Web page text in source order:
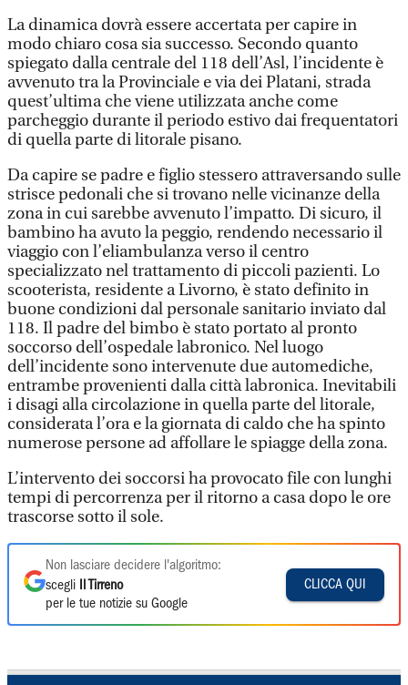
La dinamica dovrà essere accertata per capire in
modo chiaro cosa sia successo. Secondo quanto
spiegato dalla centrale del 118 dell’Asl, l’incidente è
avvenuto tra la Provinciale e via dei Platani, strada
quest’ultima che viene utilizzata anche come
parcheggio durante il periodo estivo dai frequentatori
di quella parte di litorale pisano.
Da capire se padre e figlio stessero attraversando sulle
strisce pedonali che si trovano nelle vicinanze della
zona in cui sarebbe avvenuto l’impatto. Di sicuro, il
bambino ha avuto la peggio, rendendo necessario il
viaggio con l’eliambulanza verso il centro
specializzato nel trattamento di piccoli pazienti. Lo
scooterista, residente a Livorno, è stato definito in
buone condizioni dal personale sanitario inviato dal
118. Il padre del bimbo è stato portato al pronto
soccorso dell’ospedale labronico. Nel luogo
dell’incidente sono intervenute due automediche,
entrambe provenienti dalla città labronica. Inevitabili
i disagi alla circolazione in quella parte del litorale,
considerata l’ora e la giornata di caldo che ha spinto
numerose persone ad affollare le spiagge della zona.
L’intervento dei soccorsi ha provocato file con lunghi
tempi di percorrenza per il ritorno a casa dopo le ore
trascorse sotto il sole.
Non lasciare decidere l'algoritmo:
scegli
Il Tirreno
per le tue notizie su Google
CLICCA QUI